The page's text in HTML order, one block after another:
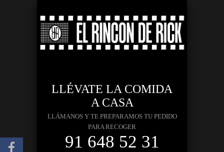
LLÉVATE LA COMIDA
A CASA
LLÁMANOS Y TE PREPARAMOS TU PEDIDO
PARA RECOGER
91 648 52 31